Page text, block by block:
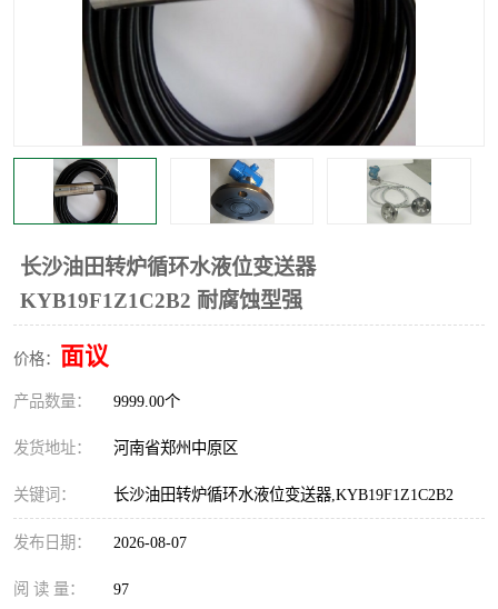
长沙油田转炉循环水液位变送器
KYB19F1Z1C2B2 耐腐蚀型强
价格： 面议
产品数量： 9999.00个
发货地址： 河南省郑州中原区
关键词： 长沙油田转炉循环水液位变送器,KYB19F1Z1C2B2
发布日期： 2026-08-07
阅 读 量： 97
压力变送器 电容物位计
温度显示控制仪表 电量变送器
流量计 工业自动化系统成套设备